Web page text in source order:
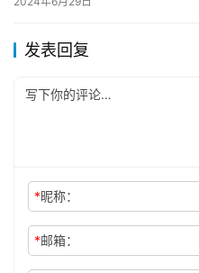
发表回复
*昵称：
*邮箱：